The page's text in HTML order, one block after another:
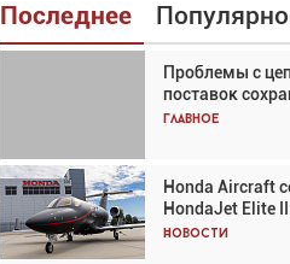
Последнее
Проблемы с
поставок
Главное
Honda Aircraft
HondaJet Elite
Новости
Взгляд с
вертолётов и
спасательных
Авиационный
Кох:
за себя... а ИИ